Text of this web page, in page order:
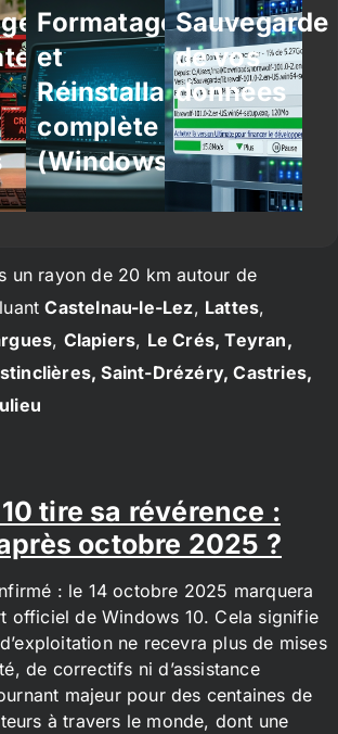
Formatage
et
Réinstallation
complète
(Windows/Linux)
Sauvegarde
de vos
données
un rayon de 20 km autour de
Castelnau-le-Lez, Lattes,
, Clapiers, Le Crés, Teyran,
Saint-Drézéry, Castries,
tire sa révérence :
octobre 2025 ?
: le 14 octobre 2025 marquera
officiel de Windows 10. Cela signifie
ne recevra plus de mises
de correctifs ni d’assistance
majeur pour des centaines de
à travers le monde, dont une